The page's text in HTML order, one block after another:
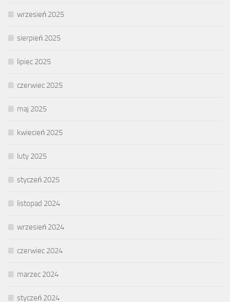
wrzesień 2025
sierpień 2025
lipiec 2025
czerwiec 2025
maj 2025
kwiecień 2025
luty 2025
styczeń 2025
listopad 2024
wrzesień 2024
czerwiec 2024
marzec 2024
styczeń 2024